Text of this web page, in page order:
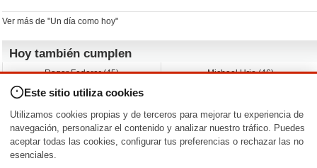
Ver más de "Un día como hoy"
Hoy también cumplen
Roger Federer (45)
Dustin Hoffman (89)
Martin Brest (75)
Adam Roarke (89)
Michael Urie (46)
Jimmy Jean-Louis (58)
Ken Baumann (37)
Nacimientos y estrenos en la fecha
Este sitio utiliza cookies
Utilizamos cookies propias y de terceros para mejorar tu experiencia de
navegación, personalizar el contenido y analizar nuestro tráfico. Puedes
aceptar todas las cookies, configurar tus preferencias o rechazar las no
esenciales.